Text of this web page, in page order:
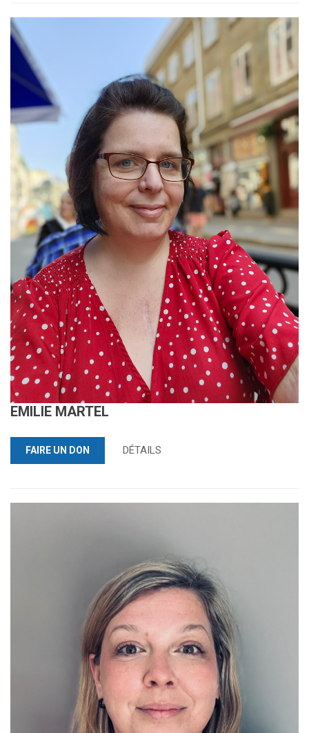
EMILIE MARTEL
FAIRE UN DON DÉTAILS